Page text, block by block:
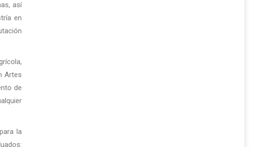
así
en
Artes
de
la